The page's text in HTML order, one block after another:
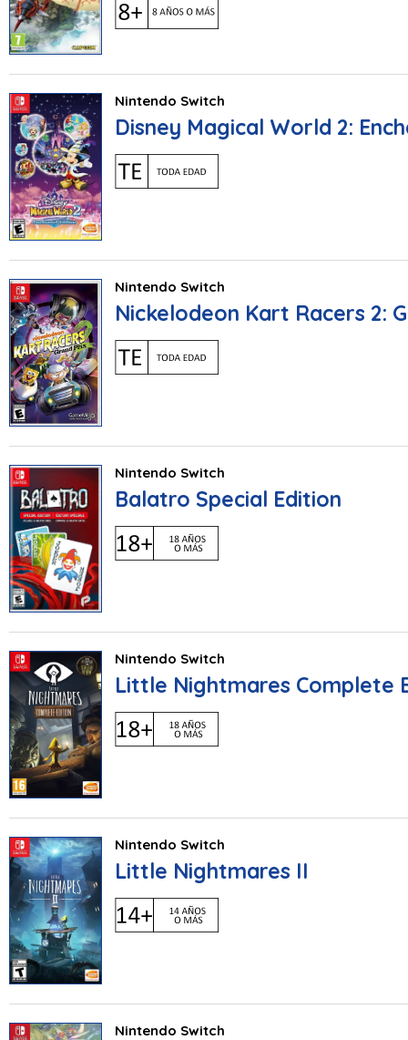
Nintendo Switch
Disney Magical World 2:
Nintendo Switch
Nickelodeon Kart Racers 2:
Nintendo Switch
Balatro Special Edition
Nintendo Switch
Little Nightmares Complete
Nintendo Switch
Little Nightmares II
Nintendo Switch